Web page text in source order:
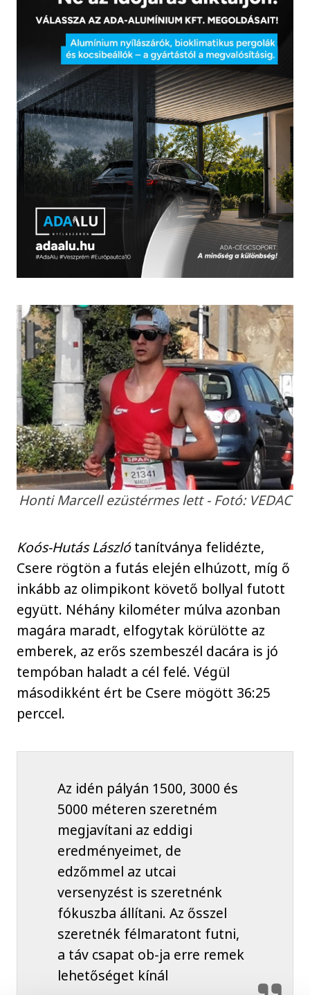
Honti Marcell ezüstérmes lett - Fotó: VEDAC
Koós-Hutás Lászlótanítványa felidézte,
Csere rögtön a futás elején elhúzott, míg ő
inkább az olimpikont követő bollyal futott
együtt. Néhány kilométer múlva azonban
magára maradt, elfogytak körülötte az
emberek, az erős szembeszél dacára is jó
tempóban haladt a cél felé. Végül
másodikként ért be Csere mögött 36:25
perccel.
Az idén pályán 1500, 3000 és
5000 méteren szeretném
megjavítani az eddigi
eredményeimet, de
edzőmmel az utcai
versenyzést is szeretnénk
fókuszba állítani. Az ősszel
szeretnék félmaratont futni,
a táv csapat ob-ja erre remek
lehetőséget kínál